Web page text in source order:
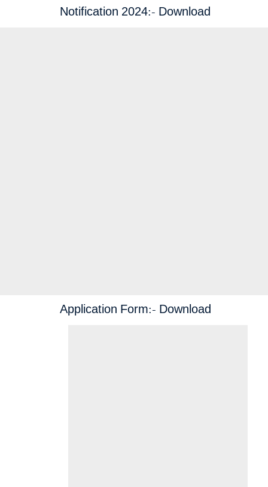
Notification 2024:- Download
Application Form:- Download